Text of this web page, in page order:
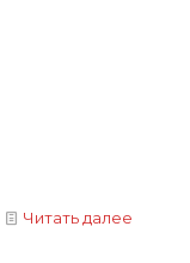
Читать далее